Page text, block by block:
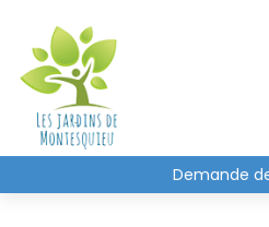
Demande